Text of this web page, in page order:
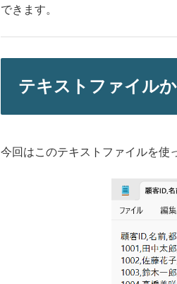
できます。
テキストファイル
今回はこのテキストファイルを使